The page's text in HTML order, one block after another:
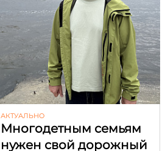
АКТУАЛЬНО
Многодетным семьям
нужен свой дорожный